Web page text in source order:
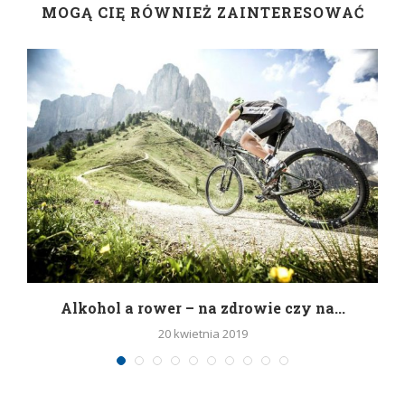
MOGĄ CIĘ RÓWNIEŻ ZAINTERESOWAĆ
Alkohol a rower – na zdrowie czy na...
20 kwietnia 2019